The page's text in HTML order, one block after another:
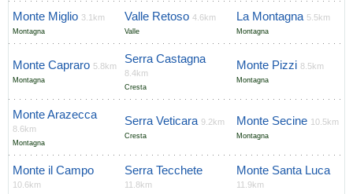
Monte Miglio 3.1km
Montagna
Valle Retoso 4.6km
Valle
La Montagna 5.5km
Montagna
Monte Capraro 5.8km
Montagna
Serra Castagna
8.4km
Cresta
Monte Pizzi 8.5km
Montagna
Monte Arazecca
8.6km
Montagna
Serra Veticara 9.2km
Cresta
Monte Secine 10.5km
Montagna
Monte il Campo
10.6km
Serra Tecchete
11.8km
Monte Santa Luca
11.9km